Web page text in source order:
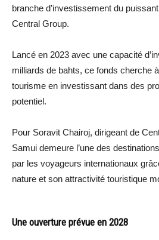
branche d’investissement du
Central Group.
Lancé en 2023 avec une capacité
milliards de bahts, ce fonds cherche
tourisme en investissant dans des
potentiel.
Pour Soravit Chairoj, dirigeant de
Samui demeure l’une des
par les voyageurs internationaux
nature et son attractivité touristique
Une ouverture prévue en 2028